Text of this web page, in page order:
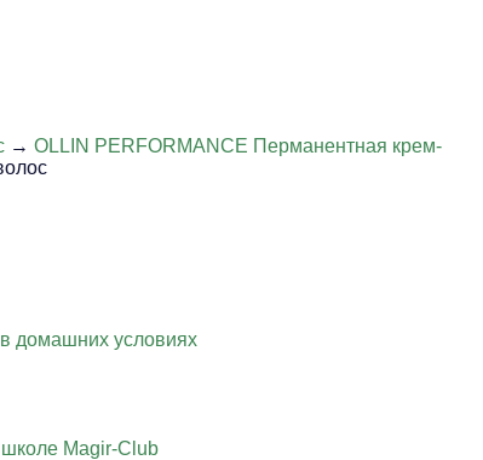
→ OLLIN PERFORMANCE Перманентная крем-
домашних условиях
Magir-Club